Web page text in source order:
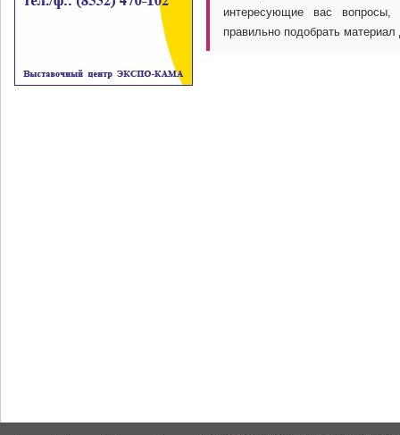
интересующие вас
правильно подобрать